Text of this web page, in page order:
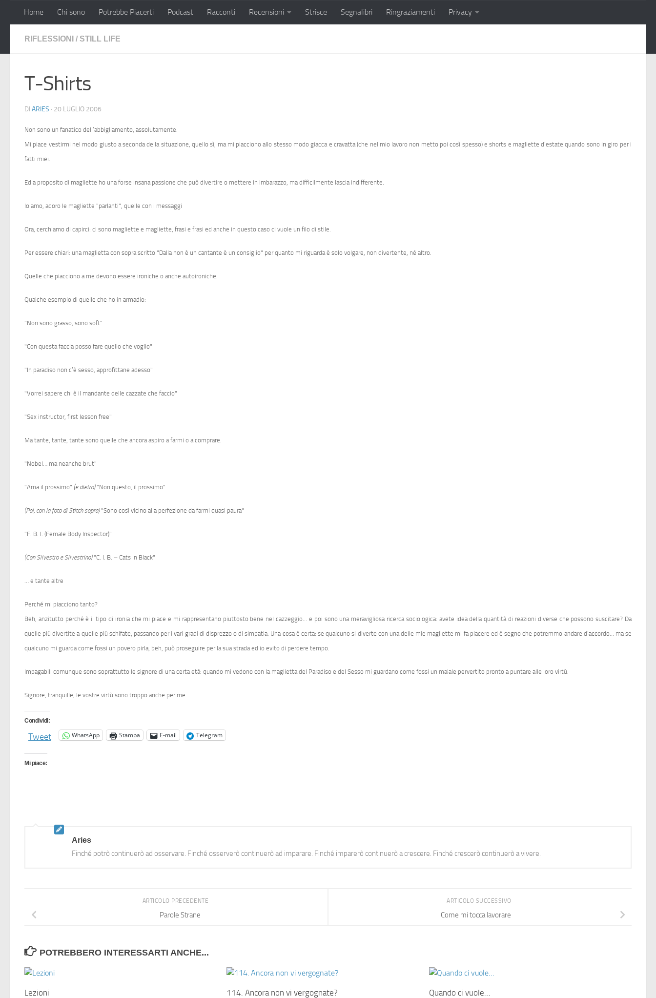
Salta al contenuto
Home Chi sono Potrebbe Piacerti Podcast Racconti Recensioni Strisce Segnalibri Ringraziamenti Privacy
RIFLESSIONI / STILL LIFE
T-Shirts
DI ARIES · 20 LUGLIO 2006
Non sono un fanatico dell’abbigliamento, assolutamente.
Mi piace vestirmi nel modo giusto a seconda della situazione, quello sì, ma mi piacciono allo stesso modo giacca e cravatta (che nel mio lavoro non metto poi così spesso) e shorts e magliette d’estate quando sono in giro per i
fatti miei.
Ed a proposito di magliette ho una forse insana passione che può divertire o mettere in imbarazzo, ma difficilmente lascia indifferente.
Io amo, adoro le magliette "parlanti", quelle con i messaggi
Ora, cerchiamo di capirci: ci sono magliette e magliette, frasi e frasi ed anche in questo caso ci vuole un filo di stile.
Per essere chiari: una maglietta con sopra scritto "Dalla non è un cantante è un consiglio" per quanto mi riguarda è solo volgare, non divertente, né altro.
Quelle che piacciono a me devono essere ironiche o anche autoironiche.
Qualche esempio di quelle che ho in armadio:
"Non sono grasso, sono soft"
"Con questa faccia posso fare quello che voglio"
"In paradiso non c’è sesso, approfittane adesso"
"Vorrei sapere chi è il mandante delle cazzate che faccio"
"Sex instructor, first lesson free"
Ma tante, tante, tante sono quelle che ancora aspiro a farmi o a comprare.
"Nobel… ma neanche brut"
"Ama il prossimo" (e dietro)"Non questo, il prossimo"
(Poi, con la foto di Stitch sopra)"Sono così vicino alla perfezione da farmi quasi paura"
"F. B. I. (Female Body Inspector)"
(Con Silvestro e Silvestrino) "C. I. B. – Cats In Black"
… e tante altre
Perché mi piacciono tanto?
Beh, anzitutto perché è il tipo di ironia che mi piace e mi rappresentano piuttosto bene nel cazzeggio… e poi sono una meravigliosa ricerca sociologica: avete idea della quantità di reazioni diverse che possono suscitare? Da
quelle più divertite a quelle più schifate, passando per i vari gradi di disprezzo o di simpatia. Una cosa è certa: se qualcuno si diverte con una delle mie magliette mi fa piacere ed è segno che potremmo andare d’accordo… ma se
qualcuno mi guarda come fossi un povero pirla, beh, può proseguire per la sua strada ed io evito di perdere tempo.
Impagabili comunque sono soprattutto le signore di una certa età: quando mi vedono con la maglietta del Paradiso e del Sesso mi guardano come fossi un maiale pervertito pronto a puntare alle loro virtù.
Signore, tranquille, le vostre virtù sono troppo anche per me
Condividi:
Tweet WhatsApp Stampa E-mail Telegram
Mi piace:
Aries
Finché potrò continuerò ad osservare. Finché osserverò continuerò ad imparare. Finché imparerò continuerò a crescere. Finché crescerò continuerò a vivere.
ARTICOLO SUCCESSIVO
Come mi tocca lavorare
ARTICOLO PRECEDENTE
Parole Strane
POTREBBERO INTERESSARTI ANCHE...
Lezioni 114. Ancora non vi vergognate? Quando ci vuole…